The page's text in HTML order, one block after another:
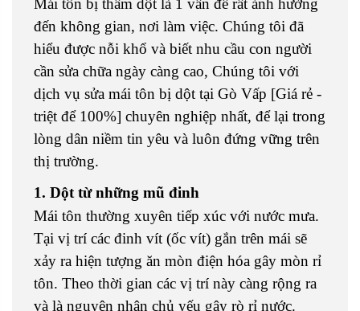
Mái tôn bị thấm dột là 1 vấn đề rất ảnh hường
đến không gian, nơi làm việc. Chúng tôi đã
hiểu được nỗi khổ và biết nhu cầu con người
cần sửa chữa ngày càng cao, Chúng tôi với
dịch vụ sửa mái tôn bị dột tại Gò Vấp [Giá rẻ -
triệt để 100%] chuyên nghiệp nhất, để lại trong
lòng dân niềm tin yêu và luôn đứng vững trên
thị trường.
1. Dột từ những mũ đinh
Mái tôn thường xuyên tiếp xúc với nước mưa.
Tại vị trí các đinh vít (ốc vít) gắn trên mái sẽ
xảy ra hiện tượng ăn mòn điện hóa gây mòn rỉ
tôn. Theo thời gian các vị trí này càng rộng ra
và là nguyên nhân chủ yếu gây rò rỉ nước.